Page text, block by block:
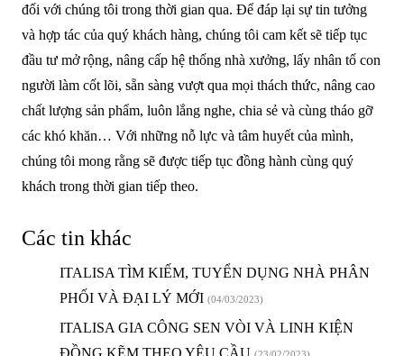
đối với chúng tôi trong thời gian qua. Để đáp lại sự tin tưởng
và hợp tác của quý khách hàng, chúng tôi cam kết sẽ tiếp tục
đầu tư mở rộng, nâng cấp hệ thống nhà xưởng, lấy nhân tố con
người làm cốt lõi, sẵn sàng vượt qua mọi thách thức, nâng cao
chất lượng sản phẩm, luôn lắng nghe, chia sẻ và cùng tháo gỡ
các khó khăn… Với những nỗ lực và tâm huyết của mình,
chúng tôi mong rằng sẽ được tiếp tục đồng hành cùng quý
khách trong thời gian tiếp theo.
Các tin khác
ITALISA TÌM KIẾM, TUYỂN DỤNG NHÀ PHÂN
PHỐI VÀ ĐẠI LÝ MỚI (04/03/2023)
ITALISA GIA CÔNG SEN VÒI VÀ LINH KIỆN
ĐỒNG KẼM THEO YÊU CẦU